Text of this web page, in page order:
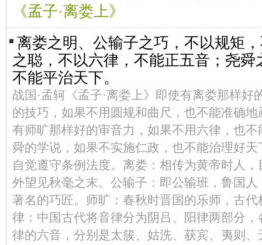
《孟子·离娄上》
离娄之明、公输子之巧，不以规矩
之聪，不以六律，不能正五音；尧舜
不能平治天下。
战国·孟轲《孟子·离娄上》即使有离娄那样好
的技巧，如果不用圆规和曲尺，也不能准确
有师旷那样好的审音力，如果不用六律，也
舜的学说，如果不实施仁政，也不能治理好
自觉遵守条例法度。离娄：相传为黄帝时人
外望见秋毫之末。公输子：即公输班，鲁国
著名的巧匠。师旷：春秋时晋国的乐师，古
律：中国古代将音律分为阴吕、阳律两部分
律的六音，分别是太簇、姑洗、获宾、夷则